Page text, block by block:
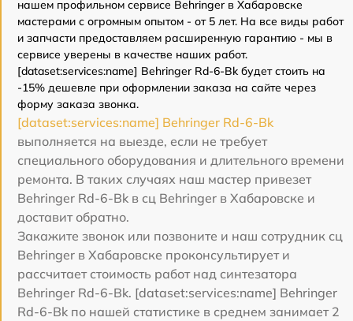
нашем профильном сервисе Behringer в Хабаровске
мастерами с огромным опытом - от 5 лет. На все виды работ
и запчасти предоставляем расширенную гарантию - мы в
сервисе уверены в качестве наших работ.
[dataset:services:name] Behringer Rd-6-Bk будет стоить на
-15% дешевле при оформлении заказа на сайте через
форму заказа звонка.
[dataset:services:name] Behringer Rd-6-Bk
выполняется на выезде, если не требует
специального оборудования и длительного времени
ремонта. В таких случаях наш мастер привезет
Behringer Rd-6-Bk в сц Behringer в Хабаровске и
доставит обратно.
Закажите звонок или позвоните и наш сотрудник сц
Behringer в Хабаровске проконсультирует и
рассчитает стоимость работ над синтезатора
Behringer Rd-6-Bk. [dataset:services:name] Behringer
Rd-6-Bk по нашей статистике в среднем занимает 2